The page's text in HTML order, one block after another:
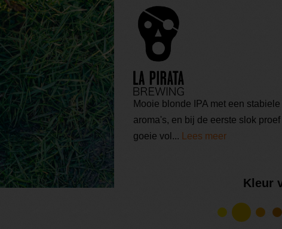
Mooie blonde IPA met een
aroma's, en bij de eerste slok
goeie vol... Lees meer
Kleur